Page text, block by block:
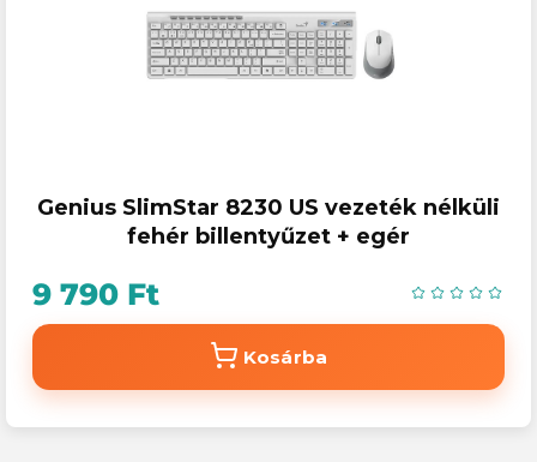
Genius SlimStar 8230 US vezeték nélküli
fehér billentyűzet + egér
9 790 Ft
Kosárba